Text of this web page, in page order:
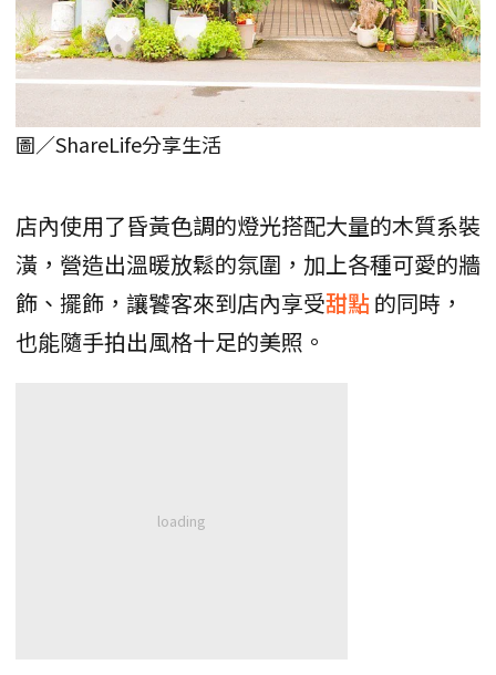
圖／ShareLife分享生活
店內使用了昏黃色調的燈光搭配大量的木質系裝
潢，營造出溫暖放鬆的氛圍，加上各種可愛的牆
飾、擺飾，讓饕客來到店內享受甜點的同時，
也能隨手拍出風格十足的美照。